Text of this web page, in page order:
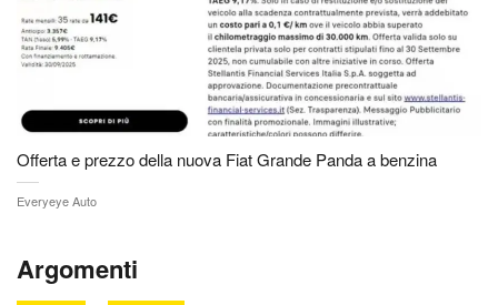
Offerta e prezzo della nuova Fiat Grande Panda a benzina
Everyeye Auto
Argomenti